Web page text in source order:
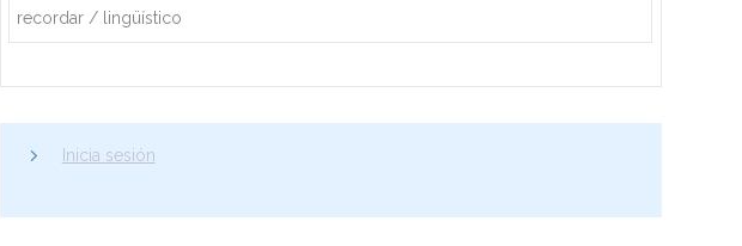
recordar / lingüístico
Inicia sesión